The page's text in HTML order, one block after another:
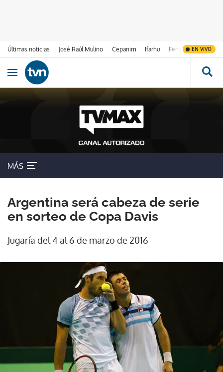
Últimas noticias José Raúl Mulino Cepanim Ifarhu Fenómeno de El
EN VIVO
Ir al contenido
Obrir navegació
MÁS
Argentina será cabeza de serie
en sorteo de Copa Davis
Jugaría del 4 al 6 de marzo de 2016